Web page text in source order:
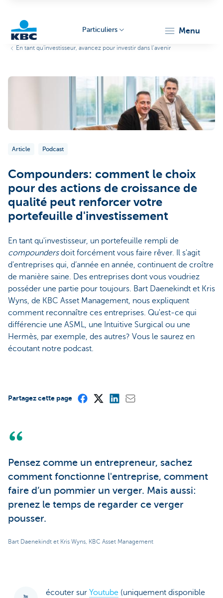
Particuliers menu
En tant qu'investisseur, avancez pour investir dans l’avenir
Article Podcast
Compounders: comment le choix
pour des actions de croissance de
qualité peut renforcer votre
portefeuille d'investissement
En tant qu'investisseur, un portefeuille rempli de
compoundersdoit forcément vous faire rêver. Il s'agit
d'entreprises qui, d’année en année, continuent de croître
de manière saine. Des entreprises dont vous voudriez
posséder une partie pour toujours. Bart Daenekindt et Kris
Wyns, de KBC Asset Management, nous expliquent
comment reconnaître ces entreprises. Qu'est-ce qui
différencie une ASML, une Intuitive Surgical ou une
Hermès, par exemple, des autres? Vous le saurez en
écoutant notre podcast.
Partagez cette page
Pensez comme un entrepreneur, sachez
comment fonctionne l'entreprise, comment
faire d’un pommier un verger. Mais aussi:
prenez le temps de regarder ce verger
pousser.
Bart Daenekindt et Kris Wyns, KBC Asset Management
écouter sur Youtube (uniquement disponible